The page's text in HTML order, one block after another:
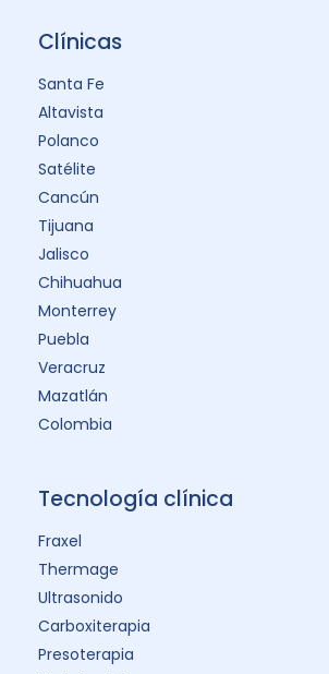
Clínicas
Santa Fe
Altavista
Polanco
Satélite
Cancún
Tijuana
Jalisco
Chihuahua
Monterrey
Puebla
Veracruz
Mazatlán
Colombia
Tecnología clínica
Fraxel
Thermage
Ultrasonido
Carboxiterapia
Presoterapia